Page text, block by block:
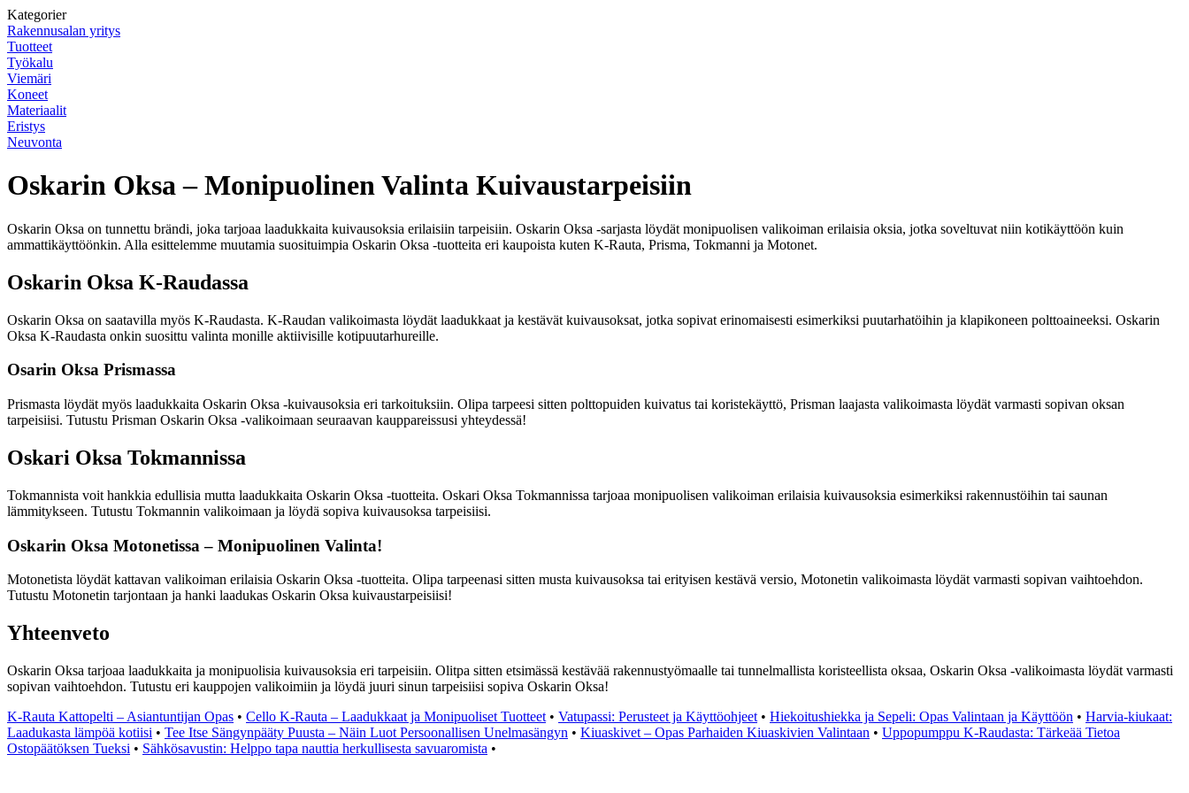
Kategorier
Rakennusalan yritys
Tuotteet
Työkalu
Viemäri
Koneet
Materiaalit
Eristys
Neuvonta
Oskarin Oksa – Monipuolinen Valinta Kuivaustarpeisiin
Oskarin Oksa on tunnettu brändi, joka tarjoaa laadukkaita kuivausoksia erilaisiin tarpeisiin. Oskarin Oksa -sarjasta löydät monipuolisen valikoiman erilaisia oksia, jotka soveltuvat niin kotikäyttöön kuin
ammattikäyttöönkin. Alla esittelemme muutamia suosituimpia Oskarin Oksa -tuotteita eri kaupoista kuten K-Rauta, Prisma, Tokmanni ja Motonet.
Oskarin Oksa K-Raudassa
Oskarin Oksa on saatavilla myös K-Raudasta. K-Raudan valikoimasta löydät laadukkaat ja kestävät kuivausoksat, jotka sopivat erinomaisesti esimerkiksi puutarhatöihin ja klapikoneen polttoaineeksi. Oskarin
Oksa K-Raudasta onkin suosittu valinta monille aktiivisille kotipuutarhureille.
Osarin Oksa Prismassa
Prismasta löydät myös laadukkaita Oskarin Oksa -kuivausoksia eri tarkoituksiin. Olipa tarpeesi sitten polttopuiden kuivatus tai koristekäyttö, Prisman laajasta valikoimasta löydät varmasti sopivan oksan
tarpeisiisi. Tutustu Prisman Oskarin Oksa -valikoimaan seuraavan kauppareissusi yhteydessä!
Oskari Oksa Tokmannissa
Tokmannista voit hankkia edullisia mutta laadukkaita Oskarin Oksa -tuotteita. Oskari Oksa Tokmannissa tarjoaa monipuolisen valikoiman erilaisia kuivausoksia esimerkiksi rakennustöihin tai saunan
lämmitykseen. Tutustu Tokmannin valikoimaan ja löydä sopiva kuivausoksa tarpeisiisi.
Oskarin Oksa Motonetissa – Monipuolinen Valinta!
Motonetista löydät kattavan valikoiman erilaisia Oskarin Oksa -tuotteita. Olipa tarpeenasi sitten musta kuivausoksa tai erityisen kestävä versio, Motonetin valikoimasta löydät varmasti sopivan vaihtoehdon.
Tutustu Motonetin tarjontaan ja hanki laadukas Oskarin Oksa kuivaustarpeisiisi!
Yhteenveto
Oskarin Oksa tarjoaa laadukkaita ja monipuolisia kuivausoksia eri tarpeisiin. Olitpa sitten etsimässä kestävää rakennustyömaalle tai tunnelmallista koristeellista oksaa, Oskarin Oksa -valikoimasta löydät varmasti
sopivan vaihtoehdon. Tutustu eri kauppojen valikoimiin ja löydä juuri sinun tarpeisiisi sopiva Oskarin Oksa!
K-Rauta Kattopelti – Asiantuntijan Opas • Cello K-Rauta – Laadukkaat ja Monipuoliset Tuotteet • Vatupassi: Perusteet ja Käyttöohjeet • Hiekoitushiekka ja Sepeli: Opas Valintaan ja Käyttöön • Harvia-kiukaat:
Laadukasta lämpöä kotiisi • Tee Itse Sängynpääty Puusta – Näin Luot Persoonallisen Unelmasängyn • Kiuaskivet – Opas Parhaiden Kiuaskivien Valintaan • Uppopumppu K-Raudasta: Tärkeää Tietoa
Ostopäätöksen Tueksi • Sähkösavustin: Helppo tapa nauttia herkullisesta savuaromista •